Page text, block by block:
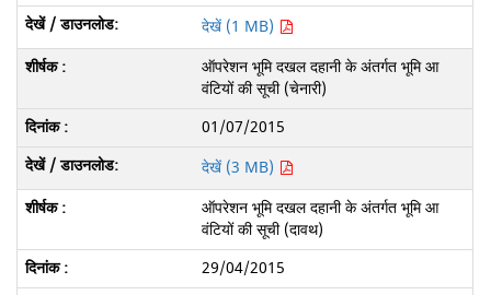
देखें (1 MB)
ऑपरेशन भूमि दखल दहानी के अंतर्गत भूमि आ
वंटियों की सूची (चेनारी)
01/07/2015
देखें (3 MB)
ऑपरेशन भूमि दखल दहानी के अंतर्गत भूमि आ
वंटियों की सूची (दावथ)
29/04/2015